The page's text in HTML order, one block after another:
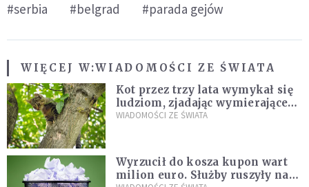
#serbia #belgrad #parada gejów
WIĘCEJ W:WIADOMOŚCI ZE ŚWIATA
Kot przez trzy lata wymykał się
ludziom, zjadając wymierające
kaczki. W końcu popełnił
WIADOMOŚCI ZE ŚWIATA
Wyrzucił do kosza kupon wart
milion euro. Służby ruszyły na